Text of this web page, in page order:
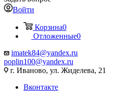
Войти
Корзина0
Отложенные0
imatek84@yandex.ru
poplin100@yandex.ru
г. Иваново, ул. Жиделева, 21
Вконтакте